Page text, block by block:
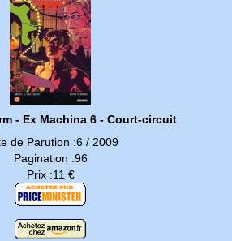
- Ex Machina 6 - Court-circuit
de Parution :6 / 2009
Pagination :96
Prix :11 €